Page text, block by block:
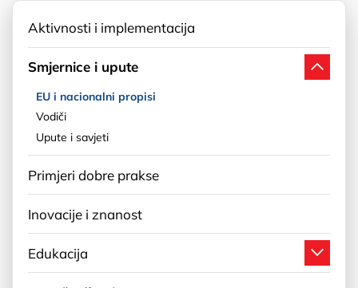
Aktivnosti i implementacija
Smjernice i upute
EU i nacionalni propisi
Vodiči
Upute i savjeti
Primjeri dobre prakse
Inovacije i znanost
Edukacija